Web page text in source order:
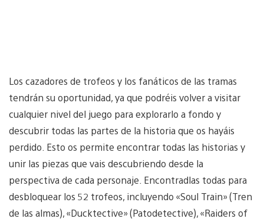
Los cazadores de trofeos y los fanáticos de las tramas
tendrán su oportunidad, ya que podréis volver a visitar
cualquier nivel del juego para explorarlo a fondo y
descubrir todas las partes de la historia que os hayáis
perdido. Esto os permite encontrar todas las historias y
unir las piezas que vais descubriendo desde la
perspectiva de cada personaje. Encontradlas todas para
desbloquear los 52 trofeos, incluyendo «Soul Train» (Tren
de las almas), «Ducktective» (Patodetective), «Raiders of